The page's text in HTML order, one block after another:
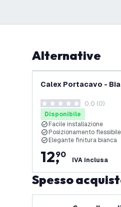
Alternative
Calex Portacavo -
0 stelle di valutazione
0.0 (0)
Disponibile
Facile installazione
Posizionamento flessibile
Elegante finitura bianca
12,
90
IVA inclusa
Spesso